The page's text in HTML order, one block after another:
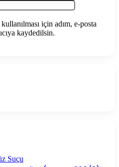
için adım, e-posta
kaydedilsin.